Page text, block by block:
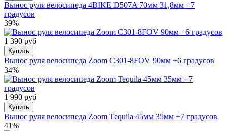
Вынос руля велосипеда 4BIKE D507A 70мм 31,8мм +7
градусов
39%
1 390 руб
Купить
Вынос руля велосипеда Zoom С301-8FOV 90мм +6 градусов
34%
1 990 руб
Купить
Вынос руля велосипеда Zoom Tequila 45мм 35мм +7 градусов
41%